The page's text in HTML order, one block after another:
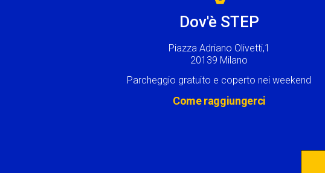
Dov'è STEP
Piazza Adriano Olivetti,1
20139 Milano
Parcheggio gratuito e coperto nei weekend
Come raggiungerci